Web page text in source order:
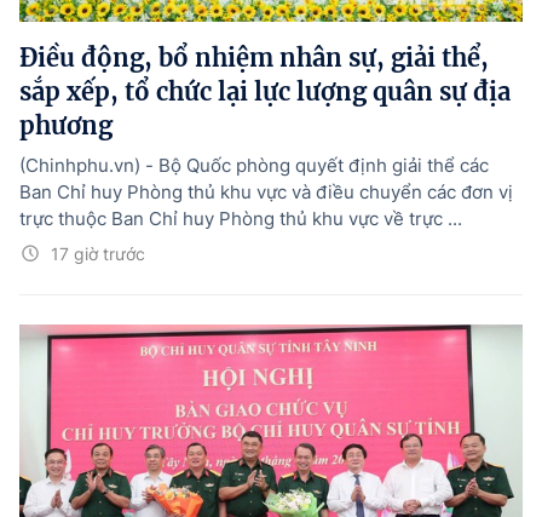
Điều động, bổ nhiệm nhân sự, giải thể,
sắp xếp, tổ chức lại lực lượng quân sự địa
phương
17 giờ trước
(Chinhphu.vn) - Bộ Quốc phòng quyết định giải thể các
Ban Chỉ huy Phòng thủ khu vực và điều chuyển các đơn vị
trực thuộc Ban Chỉ huy Phòng thủ khu vực về trực ...